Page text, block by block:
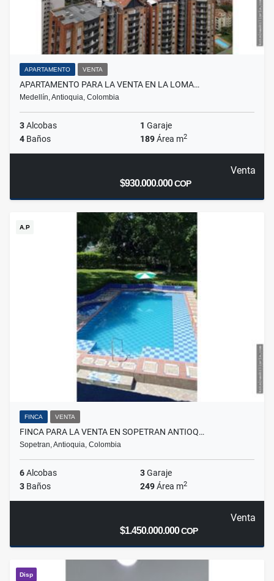
APARTAMENTO VENTA
APARTAMENTO PARA LA VENTA EN LA LOMA…
Medellín, Antioquia, Colombia
3Alcobas 1 Garaje
4 Baños 189Área m2
Venta
$930.000.000COP
A.P
FINCA VENTA
FINCA PARA LA VENTA EN SOPETRAN ANTIOQ…
Sopetran, Antioquia, Colombia
6Alcobas 3Garaje
3 Baños 249Área m2
Venta
$1.450.000.000COP
Disp